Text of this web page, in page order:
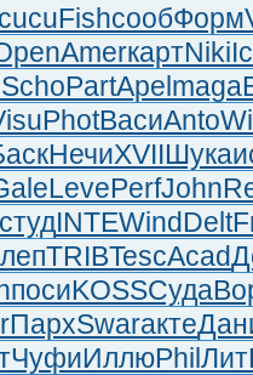
cucuFishсообФорм
AmerкартNiki
SchoPartApelmaga
PhotВасиAnto
НечиXVIIШука
LevePerfJohn
студINTEWindDelt
TRIBTescAcad
посиKOSSСуда
ПархSwarакте
ЧуфиИллюPhil